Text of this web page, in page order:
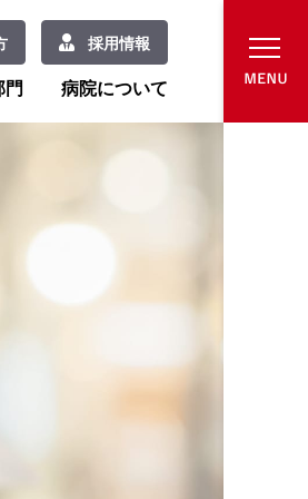
採用情報
門 病院について